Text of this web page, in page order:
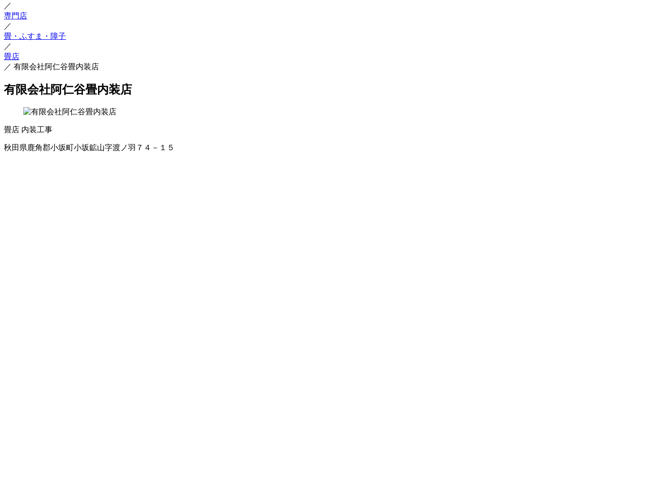
／
専門店
／
畳・ふすま・障子
／
畳店
／ 有限会社阿仁谷畳内装店
有限会社阿仁谷畳内装店
畳店 内装工事
秋田県鹿角郡小坂町小坂鉱山字渡ノ羽７４－１５